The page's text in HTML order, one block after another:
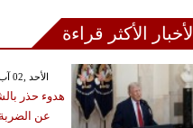
الأخبار الأكثر قراءة
GMT 13:19 2026 الأحد ,02 آب / أغسطس
هدوء حذر
عن